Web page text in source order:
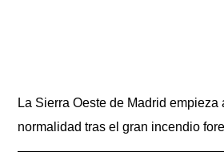
La Sierra Oeste de Madrid empieza
normalidad tras el gran incendio